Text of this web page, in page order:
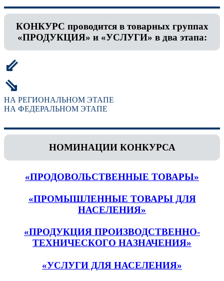
КОНКУРС проводится в товарных группах
«ПРОДУКЦИЯ» и «УСЛУГИ» в два этапа:
⇙
⇘
НА РЕГИОНАЛЬНОМ ЭТАПЕ
НА ФЕДЕРАЛЬНОМ ЭТАПЕ
НОМИНАЦИИ КОНКУРСА
«ПРОДОВОЛЬСТВЕННЫЕ ТОВАРЫ»
«ПРОМЫШЛЕННЫЕ ТОВАРЫ ДЛЯ
НАСЕЛЕНИЯ»
«ПРОДУКЦИЯ ПРОИЗВОДСТВЕННО-
ТЕХНИЧЕСКОГО НАЗНАЧЕНИЯ»
«УСЛУГИ ДЛЯ НАСЕЛЕНИЯ»